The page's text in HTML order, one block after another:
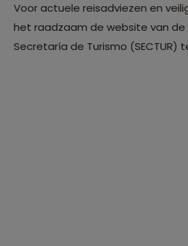
Voor actuele reisadviezen en
het raadzaam de website van de
Secretaría de Turismo (SECTUR)